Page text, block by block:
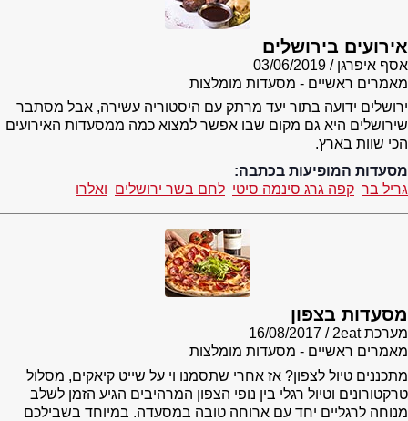
אירועים בירושלים
אסף איפרגן
03/06/2019
מאמרים ראשיים - מסעדות מומלצות
ירושלים ידועה בתור יעד מרתק עם היסטוריה עשירה, אבל מסתבר
שירושלים היא גם מקום שבו אפשר למצוא כמה ממסעדות האירועים
הכי שוות בארץ.
מסעדות המופיעות בכתבה:
גריל בר קפה גרג סינמה סיטי לחם בשר ירושלים ואלרו
מסעדות בצפון
מערכת 2eat
16/08/2017
מאמרים ראשיים - מסעדות מומלצות
מתכננים טיול לצפון? אז אחרי שתסמנו וי על שייט קיאקים, מסלול
טרקטורונים וטיול רגלי בין נופי הצפון המרהיבים הגיע הזמן לשלב
מנוחה לרגליים יחד עם ארוחה טובה במסעדה. במיוחד בשבילכם